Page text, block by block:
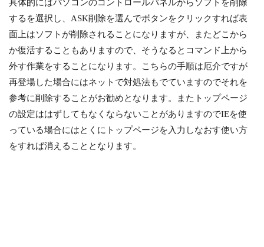
具体的にはパソコンのコントロールパネルからソフトを削除
するを選択し、ASK削除を選んでボタンをクリックすれば表
面上はソフトが削除されることになりますが、またどこから
か復活することもありますので、そうなるとコマンド上から
外す作業をすることになります。こちらの手順は厄介ですが
再登場した場合にはネットで対処法もでていますのでそれを
参考に削除することがお勧めとなります。またトップページ
の設定ははずしてもなくならないことがありますのでIEを使
っている場合にはとくにトップページを入力しなおす使い方
をすれば消えることとなります。